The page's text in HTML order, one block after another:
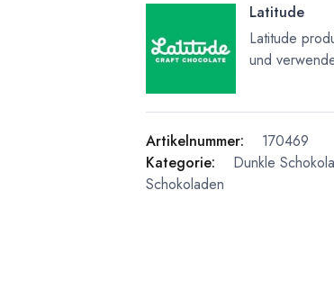
Latitude
Latitude
und
Artikelnummer:
170469
Kategorie:
Dunkle
Schokoladen